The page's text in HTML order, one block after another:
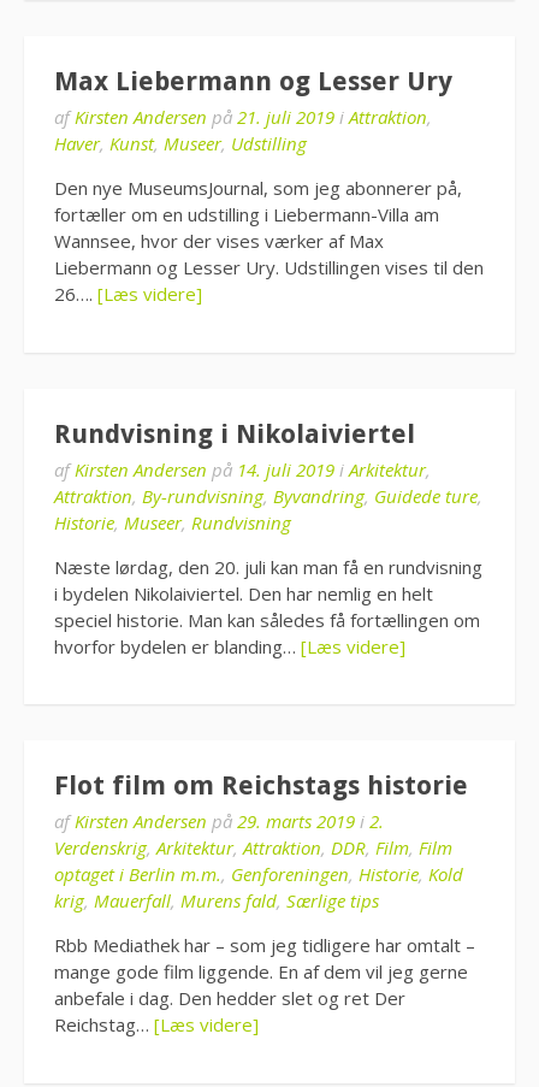
Max Liebermann og Lesser Ury
afKirsten Andersen på 21. juli 2019 iAttraktion,
Haver, Kunst, Museer, Udstilling
Den nye MuseumsJournal, som jeg abonnerer på,
fortæller om en udstilling i Liebermann-Villa am
Wannsee, hvor der vises værker af Max
Liebermann og Lesser Ury. Udstillingen vises til den
26…. [Læs videre]
Rundvisning i Nikolaiviertel
afKirsten Andersen på 14. juli 2019 i Arkitektur,
Attraktion, By-rundvisning, Byvandring, Guidede ture,
Historie, Museer, Rundvisning
Næste lørdag, den 20. juli kan man få en rundvisning
i bydelen Nikolaiviertel. Den har nemlig en helt
speciel historie. Man kan således få fortællingen om
hvorfor bydelen er blanding… [Læs videre]
Flot film om Reichstags historie
afKirsten Andersen på 29. marts 2019 i 2.
Verdenskrig,Arkitektur,Attraktion, DDR, Film, Film
optaget i Berlin m.m., Genforeningen, Historie, Kold
krig, Mauerfall, Murens fald, Særlige tips
Rbb Mediathek har – som jeg tidligere har omtalt –
mange gode film liggende. En af dem vil jeg gerne
anbefale i dag. Den hedder slet og ret Der
Reichstag… [Læs videre]